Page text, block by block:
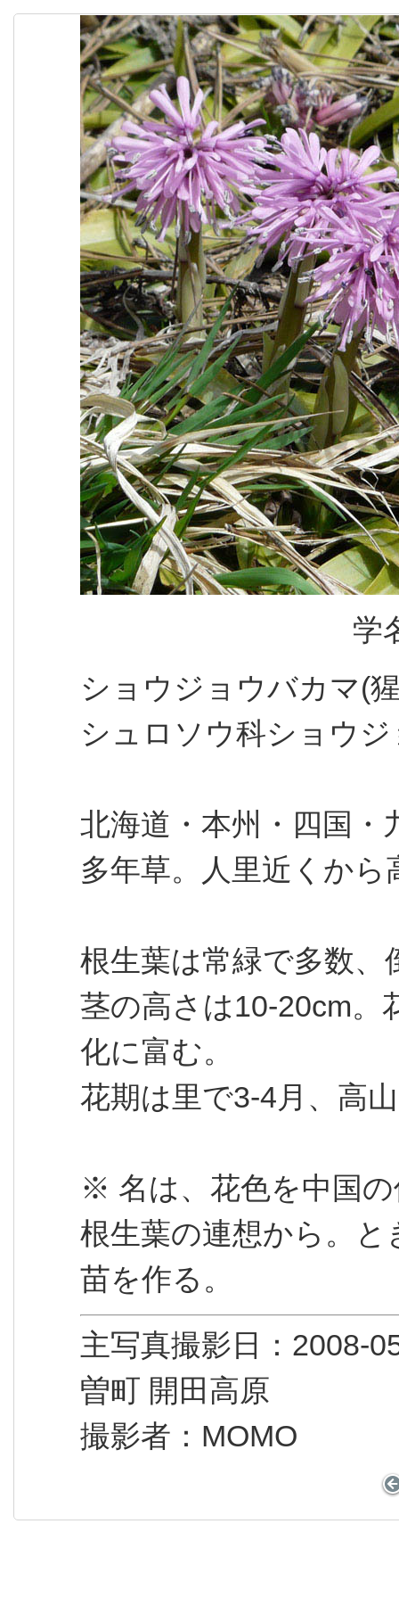
学
ショウジョウバカマ(
シュロソウ科ショウ
北海道・本州・四国・
多年草。人里近くか
根生葉は常緑で多数、
茎の高さは10-20cm。
化に富む。
花期は里で3-4月、高
※ 名は、花色を中国
根生葉の連想から。
苗を作る。
主写真撮影日：
曽町 開田高原
撮影者：MOMO